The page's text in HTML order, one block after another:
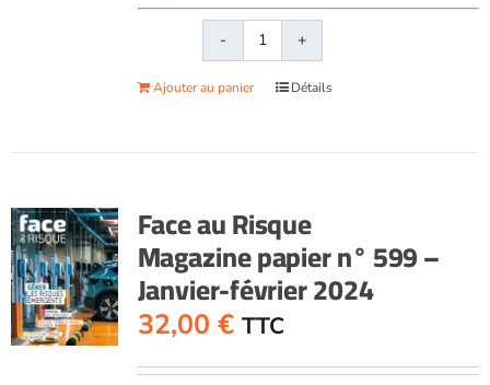
quantité
de
Face
613
-
Mai-
juin
2026
Ajouter au panier Détails
Face au Risque
Magazine papier n° 599 –
Janvier-février 2024
32,00 € TTC